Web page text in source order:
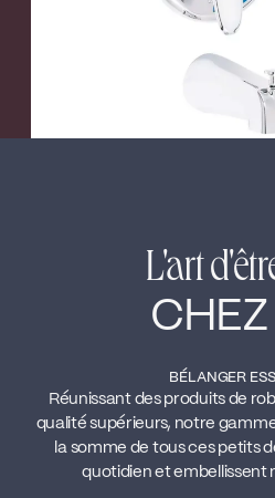
L'art
CHEZ
BÉLANGER
Réunissant des produits de
qualité supérieurs, notre
la somme de tous ces petits
quotidien et embellissent